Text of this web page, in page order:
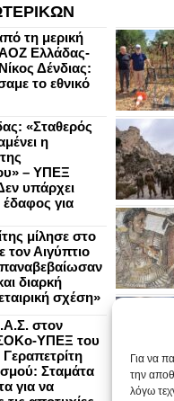
Για να
την
λόγω
τη μερική
Ελλάδας-
Δένδιας:
το εθνικό
«Σταθερός
η
– ΥΠΕΞ
υπάρχει
για
μίλησε στο
τον Αιγύπτιο
διαρκή
σχέση»
στον
ΥΠΕΞ του
Σταμάτα
για να